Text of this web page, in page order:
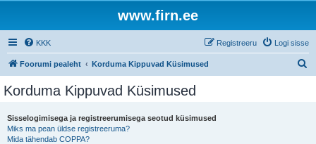
www.firn.ee
KKK Logi sisse
Registreeru
Foorumi pealeht Korduma Kippuvad Küsimused
Korduma Kippuvad Küsimused
Sisselogimisega ja registreerumisega seotud küsimused
Miks ma pean üldse registreeruma?
Mida tähendab COPPA?